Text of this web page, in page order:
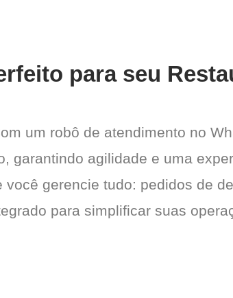
para seu
um robô de atendimento no
garantindo agilidade e uma
gerencie tudo: pedidos de
para simplificar suas